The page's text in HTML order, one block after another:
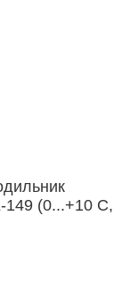
149 (0...+10 С,